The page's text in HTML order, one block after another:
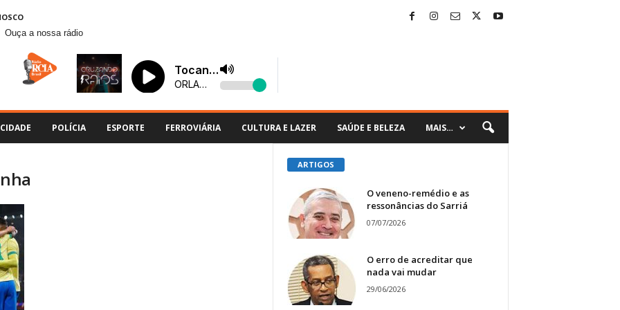
Ouça a nossa rádio
CIDADE POLÍCIA ESPORTE FERROVIÁRIA CULTURA E LAZER SAÚDE E BELEZA MAIS…
ARTIGOS
O veneno-remédio e as
ressonâncias do Sarriá
07/07/2026
O erro de acreditar que
nada vai mudar
29/06/2026